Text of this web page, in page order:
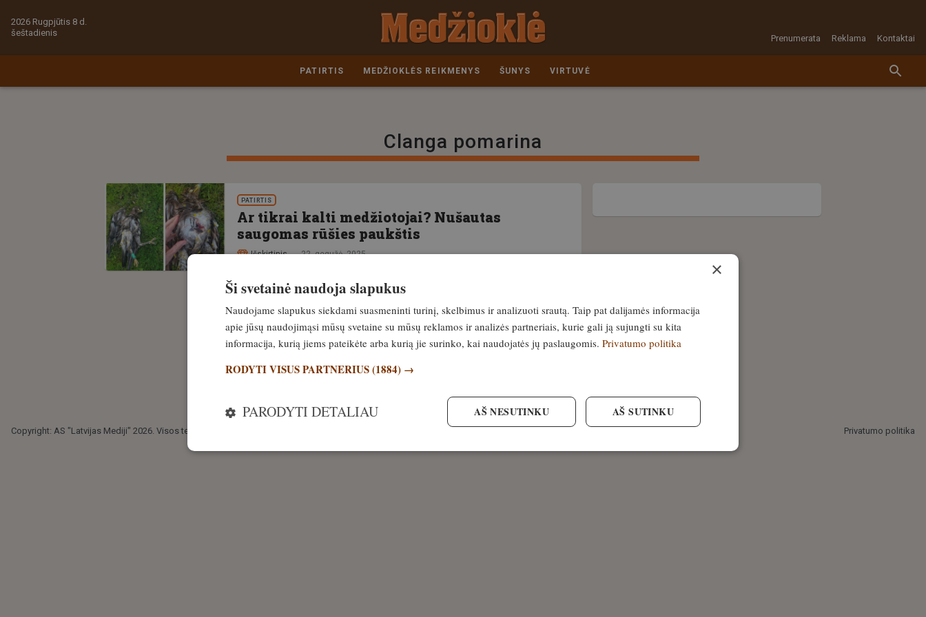
2026 Rugpjūtis 8 d.
šeštadienis
Prenumerata Reklama Kontaktai
PATIRTIS MEDŽIOKLĖS REIKMENYS ŠUNYS VIRTUVĖ
Clanga pomarina
PATIRTIS
Ar tikrai kalti medžiotojai? Nušautas
saugomas rūšies paukštis
Išskirtinis 22. gegužė, 2025
Copyright: AS "Latvijas Mediji" 2026. Visos teisės saugomos. Privatumo politika
×
Ši svetainė naudoja slapukus
Naudojame slapukus siekdami suasmeninti turinį, skelbimus ir analizuoti srautą. Taip pat dalijamės informacija
apie jūsų naudojimąsi mūsų svetaine su mūsų reklamos ir analizės partneriais, kurie gali ją sujungti su kita
informacija, kurią jiems pateikėte arba kurią jie surinko, kai naudojatės jų paslaugomis. Privatumo politika
RODYTI VISUS PARTNERIUS(1884) →
AŠ SUTINKU
AŠ NESUTINKU
PARODYTI DETALIAU